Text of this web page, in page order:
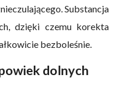
Substancja
dzięki czemu korekta
bezboleśnie.
dolnych